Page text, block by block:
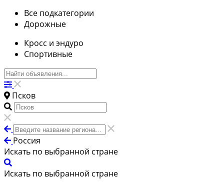
Все подкатегории
Дорожные
Кросс и эндуро
Спортивные
Псков
Россия
Искать по выбранной стране
Искать по выбранной стране